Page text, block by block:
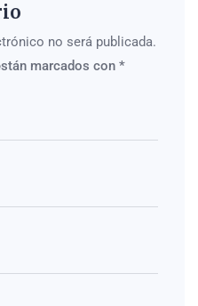
no será publicada.
marcados con *